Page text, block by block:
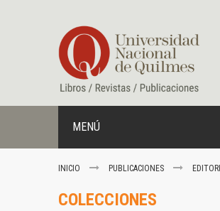
contenido
MENÚ
INICIO PUBLICACIONES
COLECCIONES